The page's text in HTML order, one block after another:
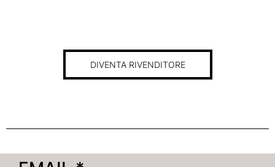
DIVENTA RIVENDITORE